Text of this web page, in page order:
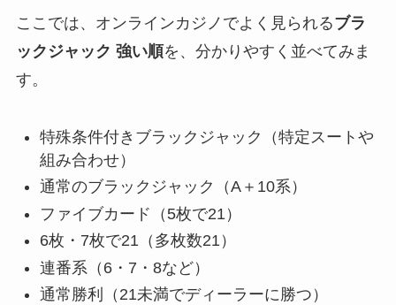
ここでは、オンラインカジノでよく見られるブラ
ックジャック 強い順を、分かりやすく並べてみま
す。
特殊条件付きブラックジャック（特定スートや
組み合わせ）
通常のブラックジャック（A＋10系）
ファイブカード（5枚で21）
6枚・7枚で21（多枚数21）
連番系（6・7・8など）
通常勝利（21未満でディーラーに勝つ）